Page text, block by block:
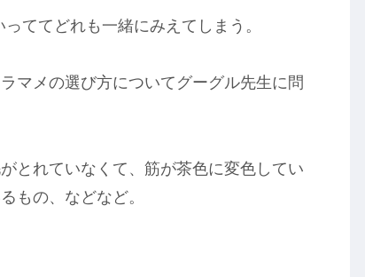
ててどれも一緒にみえてしまう。
マメの選び方についてグーグル先生に問
とれていなくて、筋が茶色に変色してい
もの、などなど。